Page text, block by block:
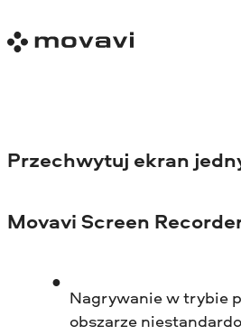
Przechwytuj ekran
Movavi Screen
Nagrywanie w trybie
obszarze